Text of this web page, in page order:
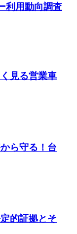
利用動向調査
見る営業車
ら守る！台
的証拠とそ